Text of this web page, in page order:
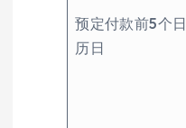
预定付款前5个日
历日